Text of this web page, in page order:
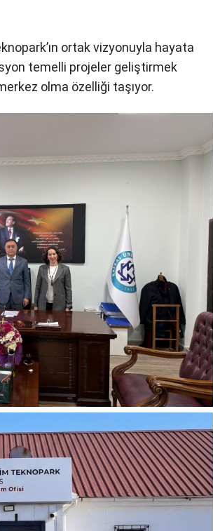
ortak vizyonuyla hayata
temelli projeler geliştirmek
olma özelliği taşıyor.